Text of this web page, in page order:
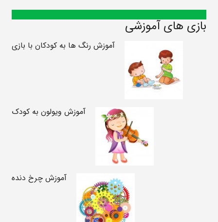
بازی های آموزشی
آموزش رنگ ها به کودکان با بازی
آموزش ویولون به کودک
آموزش چرخ دنده